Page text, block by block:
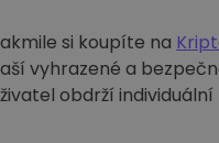
si koupíte na
vyhrazené a
obdrží individuální